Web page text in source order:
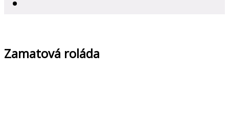
Zamatová roláda